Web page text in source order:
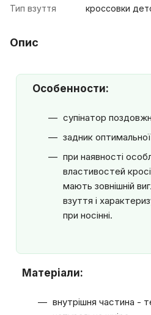
Тип взуття кроссовки
Опис
Особенности:
супінатор
задник
при наявності
властивостей
мають зовнішній
взуття і
при носінні.
Матеріали:
внутрішня частина -